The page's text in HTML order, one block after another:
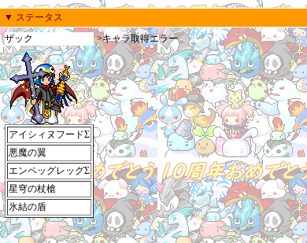
▼ ステータス
ザック
アイシィヌフードΣ
悪魔の翼
エンペッグレッグΣ
星穹の杖槍
氷結の盾
>キャラ取得エラー